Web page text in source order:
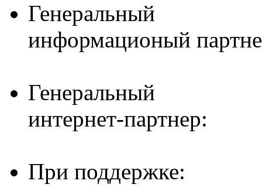
Генеральный
информационый
Генеральный
интернет-партнер:
При поддержке: